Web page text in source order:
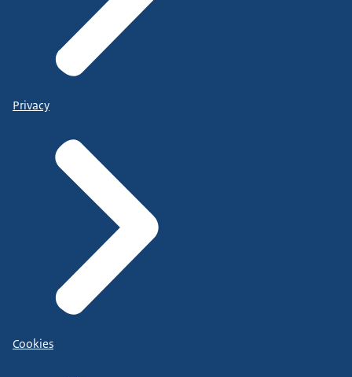
Privacy
Cookies